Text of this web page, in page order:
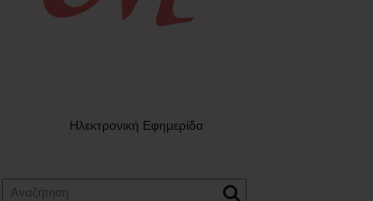
Ηλεκτρονική Εφημερίδα